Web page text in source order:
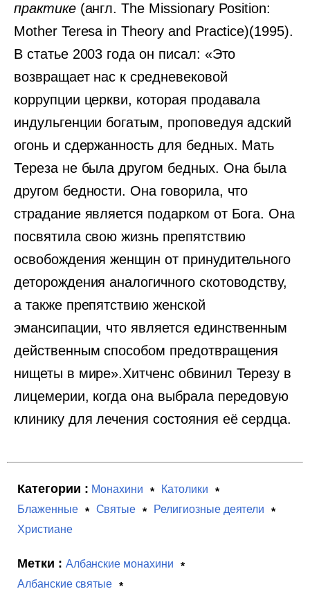
практике(англ. The Missionary Position:
Mother Teresa in Theory and Practice)(1995).
В статье 2003 года он писал: «Это
возвращает нас к средневековой
коррупции церкви, которая продавала
индульгенции богатым, проповедуя адский
огонь и сдержанность для бедных. Мать
Тереза не была другом бедных. Она была
другом бедности. Она говорила, что
страдание является подарком от Бога. Она
посвятила свою жизнь препятствию
освобождения женщин от принудительного
деторождения аналогичного скотоводству,
а также препятствию женской
эмансипации, что является единственным
действенным способом предотвращения
нищеты в мире».Хитченс обвинил Терезу в
лицемерии, когда она выбрала передовую
клинику для лечения состояния её сердца.
Категории : Монахини
Католики
Блаженные
Святые
Религиозные деятели
Христиане
Метки : Албанские монахини
Албанские святые